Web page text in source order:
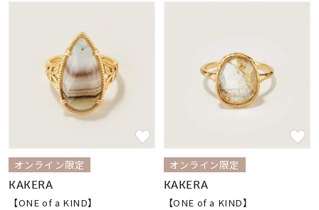
オンライン限定
KAKERA
【ONE of a KIND】
オンライン限定
KAKERA
【ONE of a KIND】